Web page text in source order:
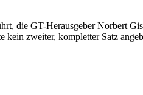
die GT-Herausgeber Norbert
zweiter, kompletter Satz